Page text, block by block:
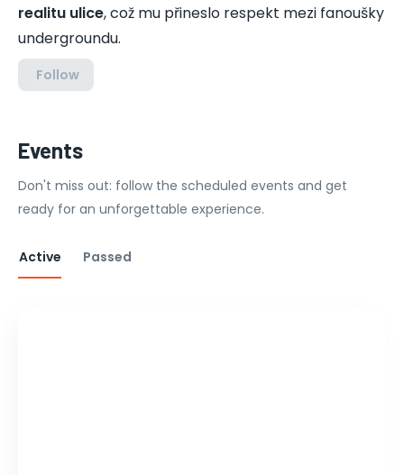
realitu ulice, což mu přineslo respekt mezi fanoušky
undergroundu.
Follow
Events
Don't miss out: follow the scheduled events and get
ready for an unforgettable experience.
Active Passed